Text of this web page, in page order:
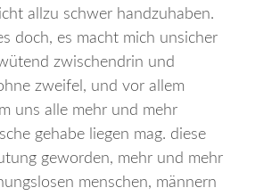
allzu schwer handzuhaben.
doch, es macht mich unsicher
zwischendrin und
zweifel, und vor allem
uns alle mehr und mehr
gehabe liegen mag. diese
geworden, mehr und mehr
menschen, männern